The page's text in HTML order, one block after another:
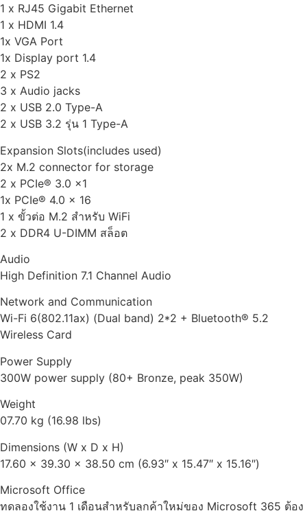
1 x RJ45 Gigabit Ethernet
1 x HDMI 1.4
1x VGA Port
1x Display port 1.4
2 x PS2
3 x Audio jacks
2 x USB 2.0 Type-A
2 x USB 3.2 รุ่น 1 Type-A
Expansion Slots(includes used)
2x M.2 connector for storage
2 x PCIe® 3.0 x1
1x PCIe® 4.0 x 16
1 x ขั้วต่อ M.2 สำหรับ WiFi
2 x DDR4 U-DIMM สล็อต
Audio
High Definition 7.1 Channel Audio
Network and Communication
Wi-Fi 6(802.11ax) (Dual band) 2*2 + Bluetooth® 5.2
Wireless Card
Power Supply
300W power supply (80+ Bronze, peak 350W)
Weight
07.70 kg (16.98 lbs)
Dimensions (W x D x H)
17.60 x 39.30 x 38.50 cm (6.93″ x 15.47″ x 15.16″)
Microsoft Office
ทดลองใช้งาน 1 เดือนสำหรับลูกค้าใหม่ของ Microsoft 365 ต้อง